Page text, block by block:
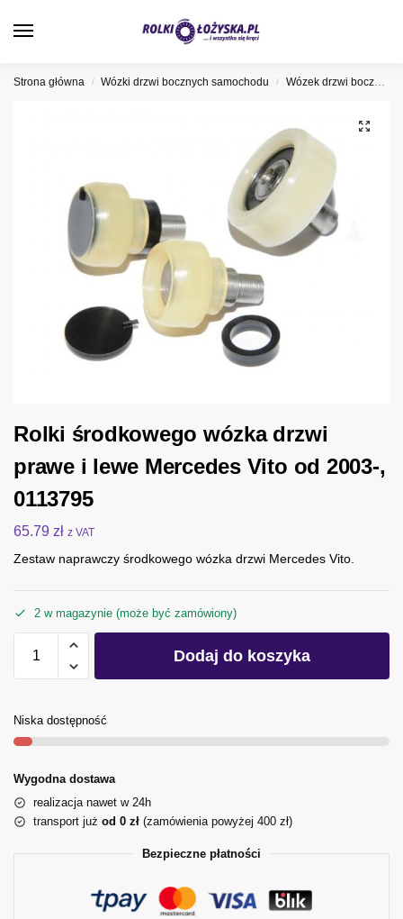
Strona główna / Wózki drzwi bocznych samochodu / Wózek drzwi bocznych Mercedes
Rolki środkowego wózka drzwi
prawe i lewe Mercedes Vito od 2003-,
0113795
65.79 zł z VAT
Zestaw naprawczy środkowego wózka drzwi Mercedes Vito.
2 w magazynie (może być zamówiony)
Dodaj do koszyka
Niska dostępność
Wygodna dostawa
realizacja nawet w 24h
transport już od 0 zł (zamówienia powyżej 400 zł)
Bezpieczne płatności